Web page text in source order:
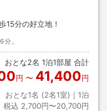
15分の好立地！
。
おとな2名 1泊1部屋 合計
円 〜 41,400円
おとな1名 (2名1室)｜ 1泊
税込 2,700円〜20,700円